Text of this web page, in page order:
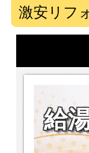
激安リフ
給